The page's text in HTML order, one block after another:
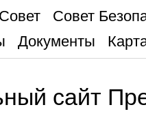
Совет
Документы
сайт